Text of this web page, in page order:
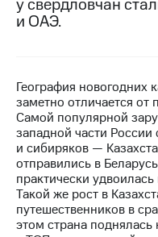
Контакты
Новости
в
регионе
и акционерам
Корпоративное
управление
у свердловчан
и ОАЭ.
География новогодних
заметно отличается от
Самой популярной
западной части России
и сибиряков —
отправились в
практически
Такой же рост в
путешественников в
этом страна поднялась